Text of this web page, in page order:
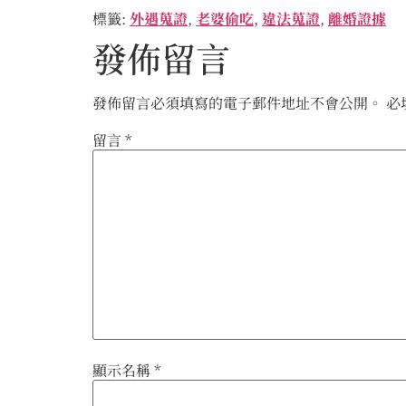
標籤: 外遇蒐證, 老婆偷吃, 違法蒐證, 離婚證據
發佈留言
發佈留言必須填寫的電子郵件地址不會公開。 必
留言 *
顯示名稱*